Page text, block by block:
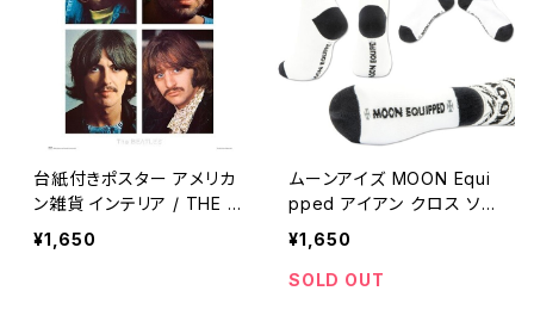
台紙付きポスター アメリカ
ン雑貨 インテリア / THE B
EATLES metal wall deco
r garage decor 【A453】
¥1,650
ムーンアイズ MOON Equi
pped アイアン クロス ソッ
クス 靴下 アメカジ / MOO
NEYES MOON Equipped
Iron Cross socks americ
¥1,650
SOLD OUT